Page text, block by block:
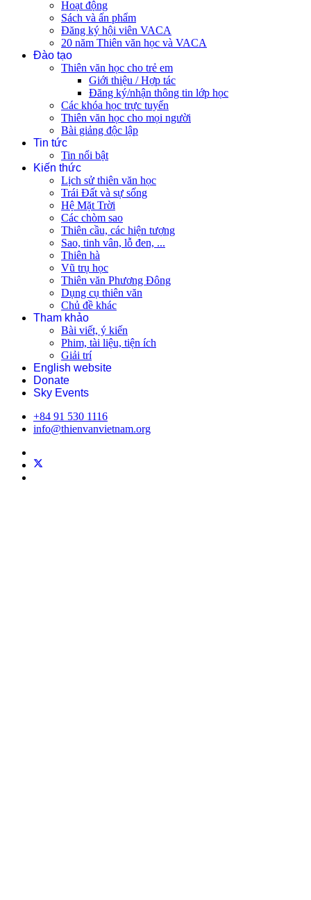
Hoạt động
Sách và ấn phẩm
Đăng ký hội viên VACA
20 năm Thiên văn học và VACA
Đào tạo
Thiên văn học cho trẻ em
Giới thiệu / Hợp tác
Đăng ký/nhận thông tin lớp học
Các khóa học trực tuyến
Thiên văn học cho mọi người
Bài giảng độc lập
Tin tức
Tin nổi bật
Kiến thức
Lịch sử thiên văn học
Trái Đất và sự sống
Hệ Mặt Trời
Các chòm sao
Thiên cầu, các hiện tượng
Sao, tinh vân, lỗ đen, ...
Thiên hà
Vũ trụ học
Thiên văn Phương Đông
Dụng cụ thiên văn
Chủ đề khác
Tham khảo
Bài viết, ý kiến
Phim, tài liệu, tiện ích
Giải trí
English website
Donate
Sky Events
+84 91 530 1116
info@thienvanvietnam.org